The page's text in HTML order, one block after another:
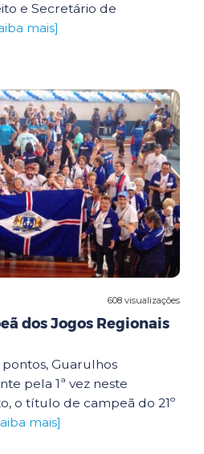
e Secretário de
mais]
608 visualizações
dos Jogos Regionais
Guarulhos
pela 1ª vez neste
o título de campeã do 21º
mais]